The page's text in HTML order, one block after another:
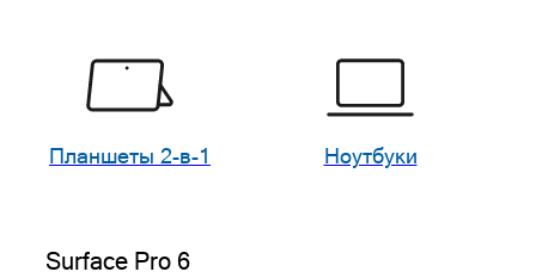
Планшеты 2-в-1 Ноутбуки
Surface Pro 6